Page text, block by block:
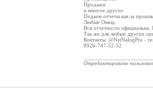
Продажи
и многое другое
Подаем отчеты как за
Любые Оквэд.
Вся отчетность
Так же для любых других
Контакты: @NetNalogPro -
8926-747-52-52
Отредактировано